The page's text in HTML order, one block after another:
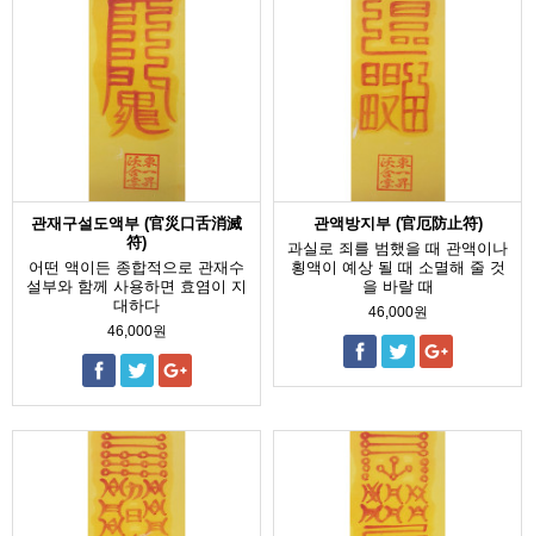
관재구설도액부 (官災口舌消滅
符)
어떤 액이든 종합적으로 관재수
설부와 함께 사용하면 효염이 지
대하다
46,000원
관액방지부 (官厄防止符)
과실로 죄를 범했을 때 관액이나
횡액이 예상 될 때 소멸해 줄 것
을 바랄 때
46,000원